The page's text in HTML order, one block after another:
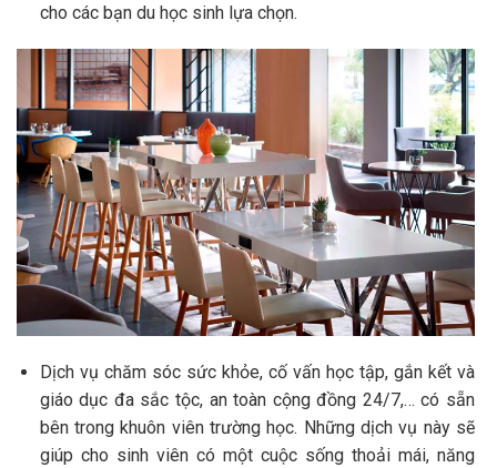
cho các bạn du học sinh lựa chọn.
Dịch vụ chăm sóc sức khỏe, cố vấn học tập, gắn kết và
giáo dục đa sắc tộc, an toàn cộng đồng 24/7,… có sẵn
bên trong khuôn viên trường học. Những dịch vụ này sẽ
giúp cho sinh viên có một cuộc sống thoải mái, năng